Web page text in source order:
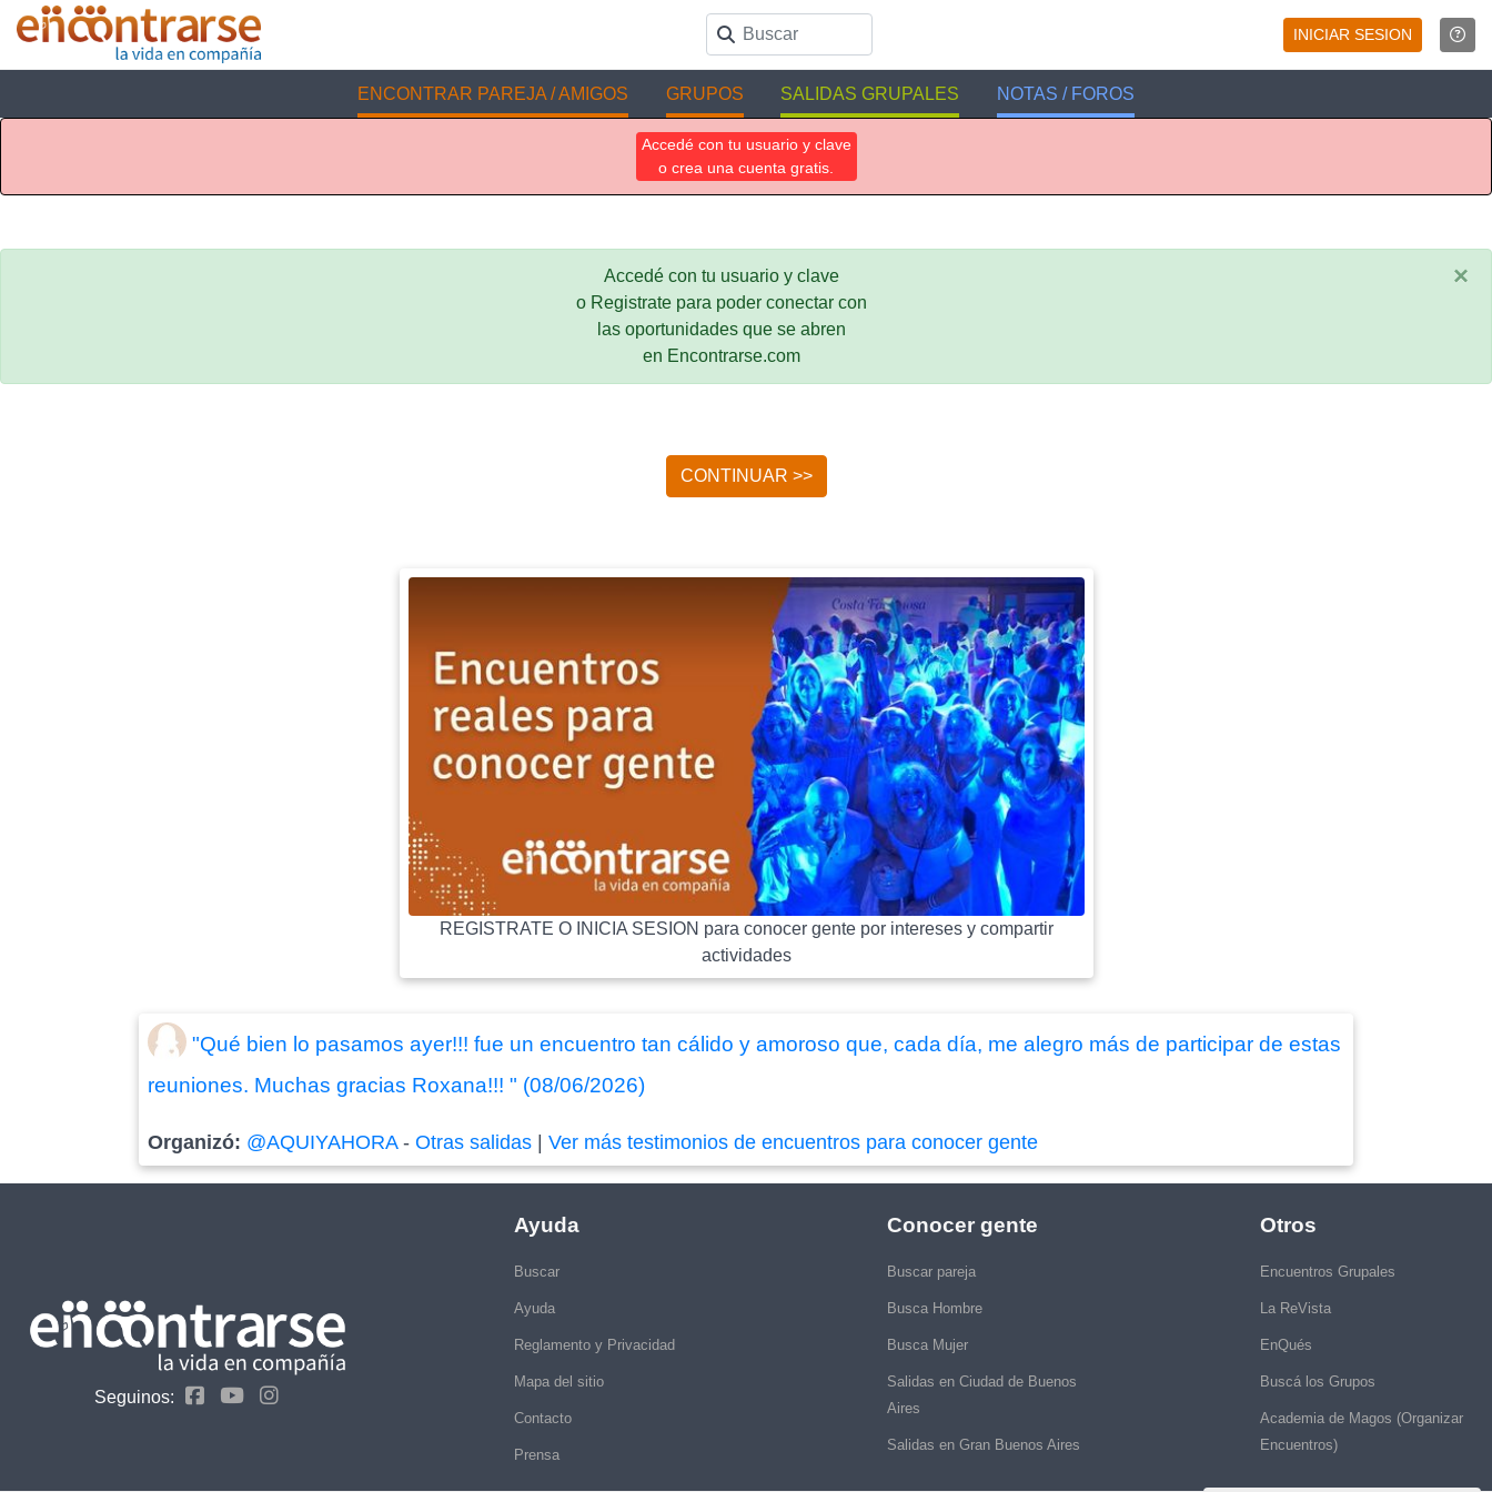
INICIAR SESION
ENCONTRAR PAREJA / AMIGOS GRUPOS SALIDAS GRUPALES NOTAS / FOROS
Accedé con tu usuario y clave
o crea una cuenta gratis.
Accedé con tu usuario y clave
o Registrate para poder conectar con
las oportunidades que se abren
en Encontrarse.com
×
CONTINUAR >>
REGISTRATE O INICIA SESION para conocer gente por intereses y compartir
actividades
"Qué bien lo pasamos ayer!!! fue un encuentro tan cálido y amoroso que, cada día, me alegro más de participar de estas
reuniones. Muchas gracias Roxana!!! " (08/06/2026)
Organizó: @AQUIYAHORA-Otras salidas |Ver más testimonios de encuentros para conocer gente
Seguinos:
Ayuda
Buscar
Ayuda
Reglamento y Privacidad
Mapa del sitio
Contacto
Prensa
Conocer gente
Buscar pareja
Busca Hombre
Busca Mujer
Salidas en Ciudad de Buenos
Aires
Salidas en Gran Buenos Aires
Otros
Encuentros Grupales
La ReVista
EnQués
Buscá los Grupos
Academia de Magos (Organizar
Encuentros)